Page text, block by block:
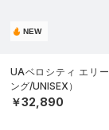
NEW
UAベロシティ エリ
ング/UNISEX）
￥32,890